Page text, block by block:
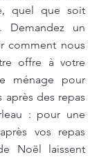
quel que soit
Demandez un
comment nous
offre à votre
ménage pour
après des repas
: pour une
vos repas
Noël laissent